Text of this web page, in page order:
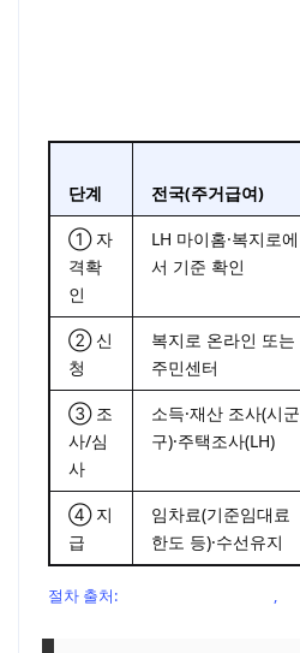
단계 전국(주거급여)
① 자
격확
인
LH 마이홈·복지로에
서 기준 확인
② 신
청
복지로 온라인 또는
주민센터
③ 조
사/심
사
소득·재산 조사(시군
구)·주택조사(LH)
④ 지
급
임차료(기준임대료
한도 등)·수선유지
절차 출처: ,